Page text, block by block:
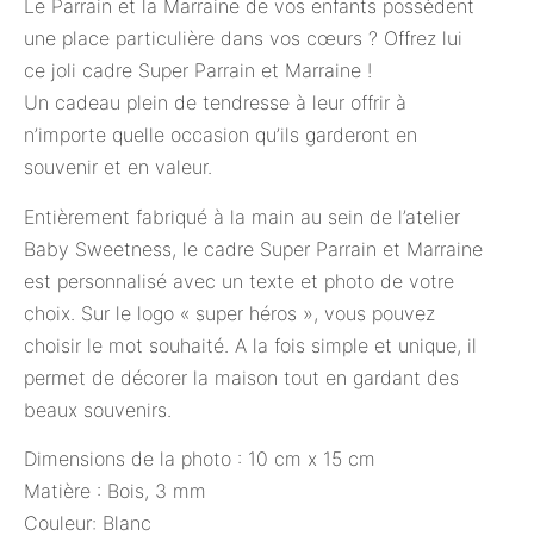
Le Parrain et la Marraine de vos enfants possèdent
une place particulière dans vos cœurs ? Offrez lui
ce joli cadre Super Parrain et Marraine !
Un cadeau plein de tendresse à leur offrir à
n’importe quelle occasion qu’ils garderont en
souvenir et en valeur.
Entièrement fabriqué à la main au sein de l’atelier
Baby Sweetness, le cadre Super Parrain et Marraine
est personnalisé avec un texte et photo de votre
choix. Sur le logo « super héros », vous pouvez
choisir le mot souhaité. A la fois simple et unique, il
permet de décorer la maison tout en gardant des
beaux souvenirs.
Dimensions de la photo : 10 cm x 15 cm
Matière : Bois, 3 mm
Couleur: Blanc